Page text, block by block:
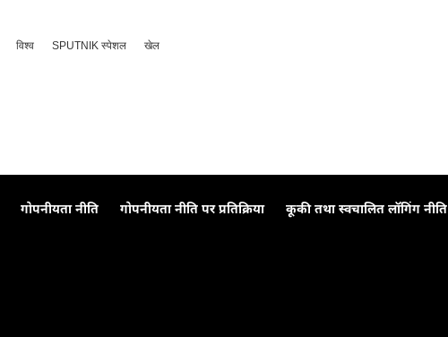
विश्व SPUTNIK स्पेशल खेल
गोपनीयता नीति गोपनीयता नीति पर प्रतिक्रिया कूकी तथा स्वचालित लॉगिंग नीति